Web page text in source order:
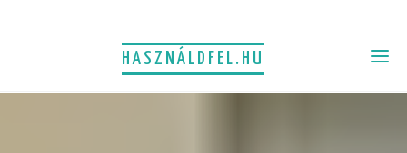
HASZNÁLDFEL.HU